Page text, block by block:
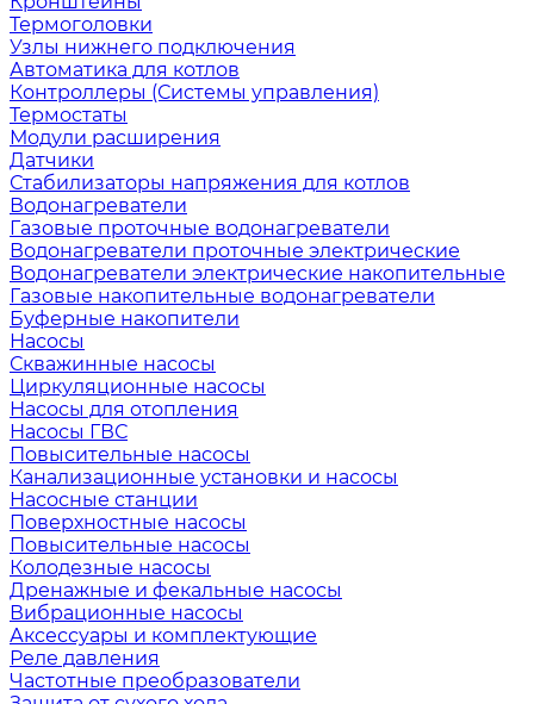
Термоголовки
Узлы нижнего подключения
Автоматика для котлов
Контроллеры (Системы управления)
Термостаты
Модули расширения
Датчики
Стабилизаторы напряжения для котлов
Водонагреватели
Газовые проточные водонагреватели
Водонагреватели проточные электрические
Водонагреватели электрические накопительные
Газовые накопительные водонагреватели
Буферные накопители
Насосы
Скважинные насосы
Циркуляционные насосы
Насосы для отопления
Насосы ГВС
Повысительные насосы
Канализационные установки и насосы
Насосные станции
Поверхностные насосы
Повысительные насосы
Колодезные насосы
Дренажные и фекальные насосы
Вибрационные насосы
Аксессуары и комплектующие
Реле давления
Частотные преобразователи